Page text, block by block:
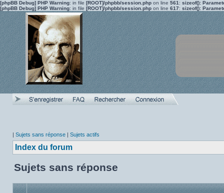
[phpBB Debug] PHP Warning: in file [ROOT]/phpbb/session.php on line 561 : sizeof():
[phpBB Debug] PHP Warning: in file [ROOT]/phpbb/session.php on line 617: sizeof():
| Sujets sans réponse | Sujets actifs
Index du forum
Sujets sans réponse